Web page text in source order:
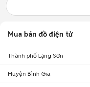
Mua bán đồ điện tử
Thành phố Lạng Sơn
Huyện Bình Gia